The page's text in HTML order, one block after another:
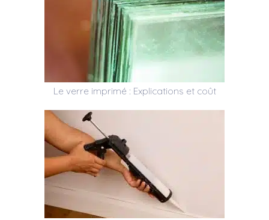
Le verre imprimé : Explications et coût